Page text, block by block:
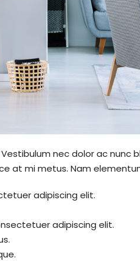
nec dolor ac nunc
at mi metus. Nam
adipiscing elit.
adipiscing elit.